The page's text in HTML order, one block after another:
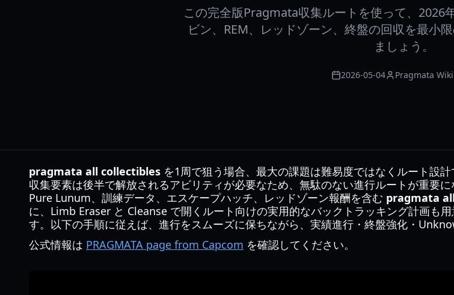
この完全版Pragmata収集ルートを使って、2026
ビン、REM、レッドゾーン、終盤の回収を最小
ましょう。
2026-05-04 Pragmata
pragmata all collectibles を1周で狙う場合、最大の課題は難易度ではなくルート設
収集要素は後半で解放されるアビリティが必要なため、無駄のない進行ルートが重要
Pure Lunum、訓練データ、エスケープハッチ、レッドゾーン報酬を含む pragmata
に、Limb Eraser と Cleanse で開くルート向けの実用的なバックトラッキング計画も
す。以下の手順に従えば、進行をスムーズに保ちながら、実績進行・終盤強化・
公式情報は PRAGMATA page from Capcom を確認してください。